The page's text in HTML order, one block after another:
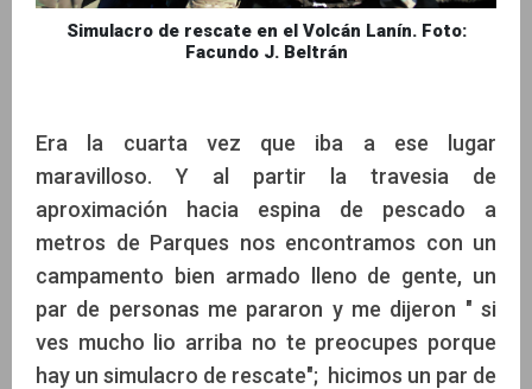
Simulacro de rescate en el Volcán Lanín. Foto:
Facundo J. Beltrán
Era la cuarta vez que iba a ese lugar
maravilloso. Y al partir la travesia de
aproximación hacia espina de pescado a
metros de Parques nos encontramos con un
campamento bien armado lleno de gente, un
par de personas me pararon y me dijeron " si
ves mucho lio arriba no te preocupes porque
hay un simulacro de rescate"; hicimos un par de